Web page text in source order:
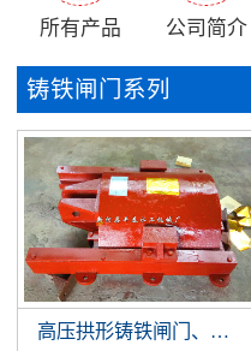
所有产品 公司简介
铸铁闸门系列
高压拱形铸铁闸门、铸